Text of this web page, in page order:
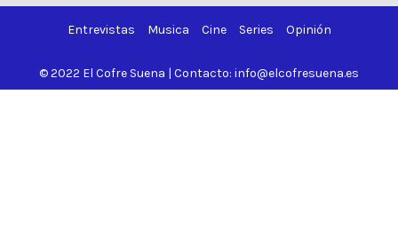
Entrevistas Musica Cine Series Opinión
© 2022 El Cofre Suena | Contacto: info@elcofresuena.es